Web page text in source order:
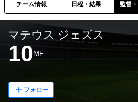
チーム情報 日程・結果 監督
マテウス ジェズス
10 MF
フォロー